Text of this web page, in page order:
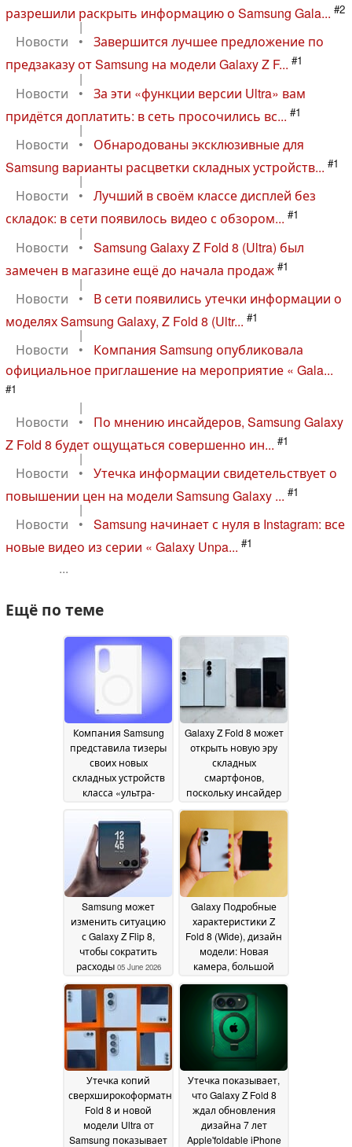
разрешили раскрыть информацию о Samsung Gala... #2
|
Новости
•
Завершится лучшее предложение по
предзаказу от Samsung на модели Galaxy Z F... #1
|
Новости
•
За эти «функции версии Ultra» вам
придётся доплатить: в сеть просочились вс... #1
|
Новости
•
Обнародованы эксклюзивные для
Samsung варианты расцветки складных устройств... #1
|
Новости
•
Лучший в своём классе дисплей без
складок: в сети появилось видео с обзором... #1
|
Новости
•
Samsung Galaxy Z Fold 8 (Ultra) был
замечен в магазине ещё до начала продаж #1
|
Новости
•
В сети появились утечки информации о
моделях Samsung Galaxy, Z Fold 8 (Ultr... #1
|
Новости
•
Компания Samsung опубликовала
официальное приглашение на мероприятие « Gala...
#1
|
Новости
•
По мнению инсайдеров, Samsung Galaxy
Z Fold 8 будет ощущаться совершенно ин... #1
|
Новости
•
Утечка информации свидетельствует о
повышении цен на модели Samsung Galaxy ... #1
|
Новости
•
Samsung начинает с нуля в Instagram: все
новые видео из серии « Galaxy Unpa... #1
...
Ещё по теме
Компания Samsung
представила тизеры
своих новых
складных устройств
класса «ультра-
форм-фактором Z
Fold, разработанным
в рамках проекта «
Galaxy »30 June 2026
Galaxy Z Fold 8 может
открыть новую эру
складных
смартфонов,
поскольку инсайдер
сгиба
25 June 2026
Samsung может
изменить ситуацию
с Galaxy Z Flip 8,
чтобы сократить
расходы 05 June 2026
Galaxy Подробные
характеристики Z
Fold 8 (Wide), дизайн
модели: Новая
камера, большой
дисплей без складок
весом 201 г02 June 2026
Утечка копий
сверхширокоформатного
Fold 8 и новой
модели Ultra от
Samsung показывает
Утечка показывает,
что Galaxy Z Fold 8
ждал обновления
дизайна 7 лет
Apple'foldable iPhone